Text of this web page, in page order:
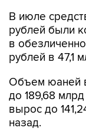
В июле
рублей были
в
рублей в 47,1
Объем юаней
до 189,68
вырос до
назад.